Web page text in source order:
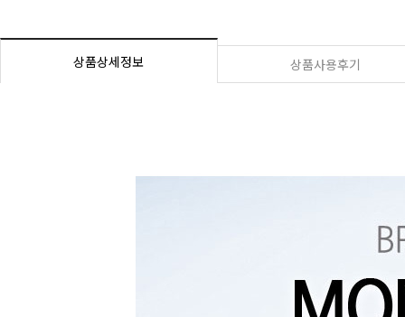
상품상세정보 상품사용후기